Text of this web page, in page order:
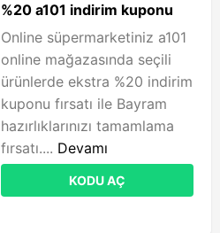
%20 a101 indirim kuponu
Online süpermarketiniz a101
online mağazasında seçili
ürünlerde ekstra %20 indirim
kuponu fırsatı ile Bayram
hazırlıklarınızı tamamlama
fırsatı.... Devamı
KODU AÇ